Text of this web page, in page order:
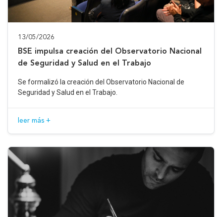
13/05/2026
BSE impulsa creación del Observatorio Nacional
de Seguridad y Salud en el Trabajo
Se formalizó la creación del Observatorio Nacional de
Seguridad y Salud en el Trabajo.
leer más +